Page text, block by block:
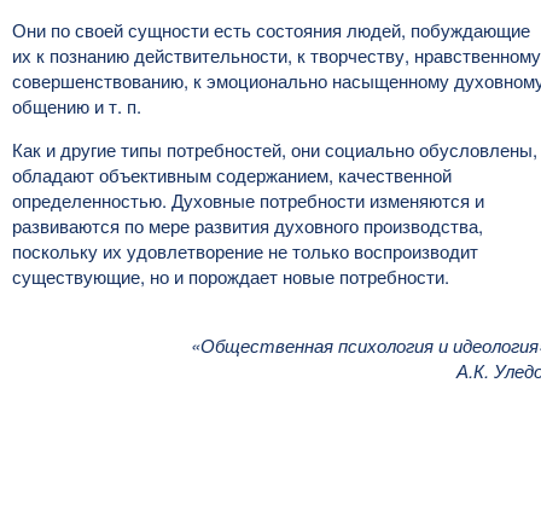
Они по своей сущности есть состояния людей, побуждающие
их к познанию действительности, к творчеству, нравственному
совершенствованию, к эмоционально насыщенному
общению и т. п.
Как и другие типы потребностей, они социально обусловлены,
обладают объективным содержанием, качественной
определенностью. Духовные потребности изменяются и
развиваются по мере развития духовного производства,
поскольку их удовлетворение не только воспроизводит
существующие, но и порождает новые потребности.
«Общественная психология и
А.К.